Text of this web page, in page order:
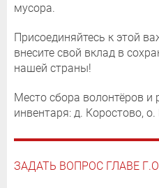
мусора.
Присоединяйтесь к этой
внесите свой вклад в
нашей страны!
Место сбора волонтёров и
инвентаря: д. Коростово,
ЗАДАТЬ ВОПРОС ГЛАВЕ